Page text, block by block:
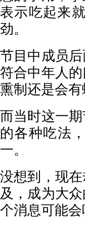
表示吃起来
劲。
节目中成员
符合中年人
熏制还是会
而当时这一
的各种吃法
一。
没想到，现
及，成为大
个消息可能会